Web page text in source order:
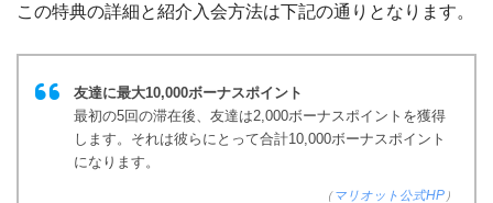
この特典の詳細と紹介入会方法は下記の通りとなります。
友達に最大10,000ボーナスポイント
最初の5回の滞在後、友達は2,000ボーナスポイントを獲得
します。それは彼らにとって合計10,000ボーナスポイント
になります。
（マリオット公式HP ）